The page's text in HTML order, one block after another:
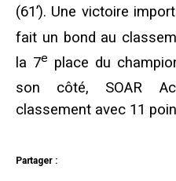
(61’). Une victoire
fait un bond au
la 7e place du
son côté, SOAR
classement avec 11
Partager :